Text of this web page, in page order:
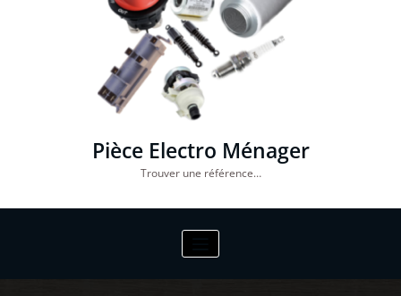
Pièce Electro Ménager
Trouver une référence…